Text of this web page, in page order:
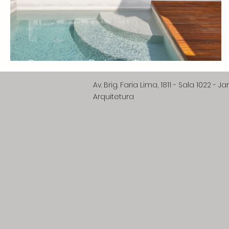
Gourmet Butantã
Av. Brig. Faria Lima,
Arquitetura